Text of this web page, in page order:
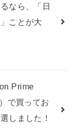
なら、「日
ことが大
Prime
で買ってお
しました！